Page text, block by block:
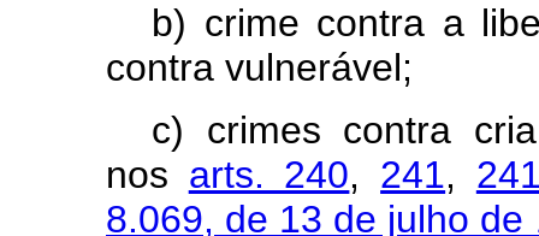
b) crime contra a
contra vulnerável;
c) crimes contra
nos arts. 240, 241,
8.069, de 13 de julho de